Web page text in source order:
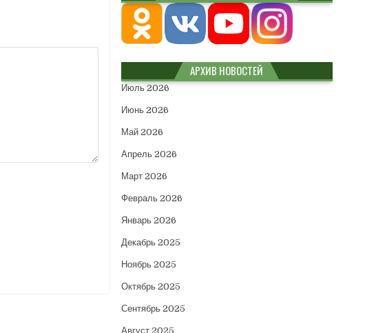
АРХИВ НОВОСТЕЙ
Июль 2026
Июнь 2026
Май 2026
Апрель 2026
Март 2026
Февраль 2026
Январь 2026
Декабрь 2025
Ноябрь 2025
Октябрь 2025
Сентябрь 2025
Август 2025